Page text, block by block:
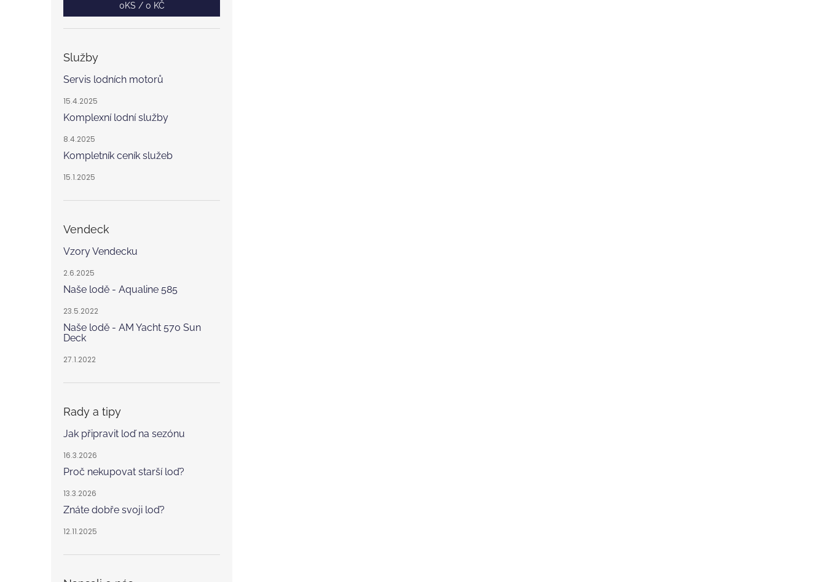
0KS / 0 KČ
Služby
Servis lodních motorů
15.4.2025
Komplexní lodní služby
8.4.2025
Kompletník ceník služeb
15.1.2025
Vendeck
Vzory Vendecku
2.6.2025
Naše lodě - Aqualine 585
23.5.2022
Naše lodě - AM Yacht 570 Sun
Deck
27.1.2022
Rady a tipy
Jak připravit loď na sezónu
16.3.2026
Proč nekupovat starší loď?
13.3.2026
Znáte dobře svoji loď?
12.11.2025